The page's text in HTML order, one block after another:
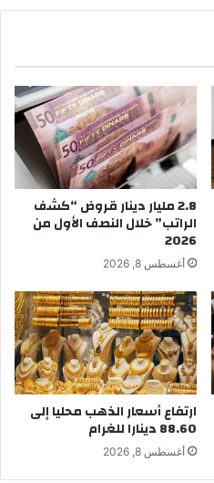
2.8 مليار دينار قروض “كشف
الراتب” خلال النصف الأول من
2026
أغسطس 8, 2026
ارتفاع أسعار الذهب محليا إلى
88.60 دينارا للغرام
أغسطس 8, 2026